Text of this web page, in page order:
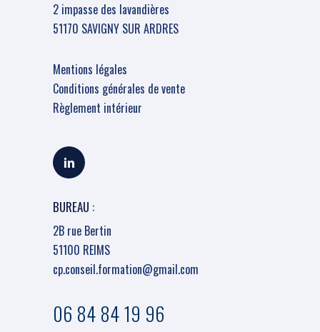
2 impasse des lavandières
51170 SAVIGNY SUR ARDRES
Mentions légales
Conditions générales de vente
Règlement intérieur
BUREAU :
2B rue Bertin
51100 REIMS
cp.conseil.formation@gmail.com
06 84 84 19 96